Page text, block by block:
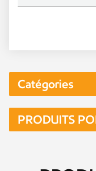
Catégories
PRODUITS